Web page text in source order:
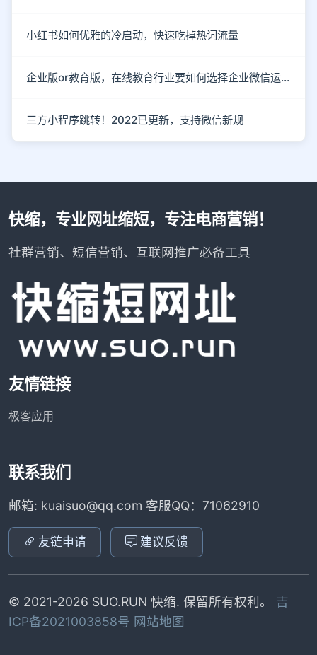
小红书如何优雅的冷启动，快速吃掉热词流量
企业版or教育版，在线教育行业要如何选择企业微信运营私域流量？
三方小程序跳转！2022已更新，支持微信新规
快缩，专业网址缩短，专注电商营销！
社群营销、短信营销、互联网推广必备工具
友情链接
极客应用
联系我们
邮箱: kuaisuo@qq.com 客服QQ：71062910
友链申请 建议反馈
© 2021-2026 SUO.RUN 快缩. 保留所有权利。 吉
ICP备2021003858号 网站地图